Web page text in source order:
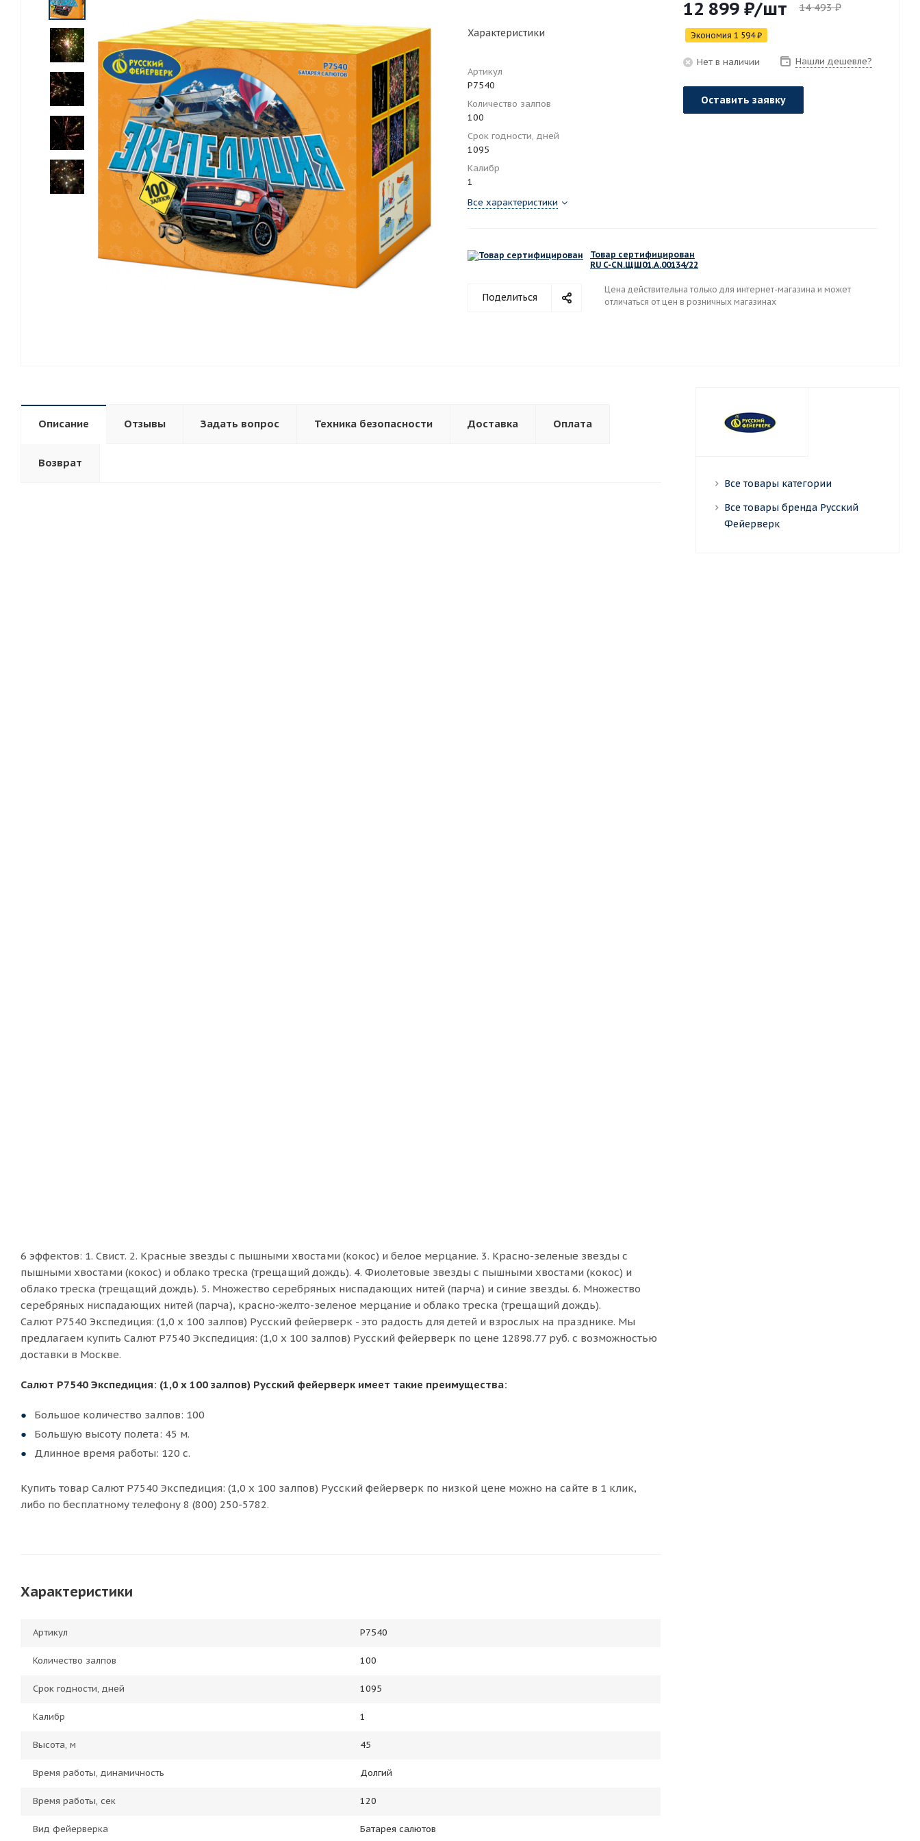
Характеристики
Артикул
Р7540
Количество залпов
100
Срок годности, дней
1095
Калибр
1
Все характеристики
12 899 ₽/шт 14 493₽
Экономия 1 594₽
Нет в наличии Нашли дешевле?
Оставить заявку
Товар сертифицирован
RU C-CN.ЩШ01.А.00134/22
Поделиться
Цена действительна только для интернет-магазина и может
отличаться от цен в розничных магазинах
Описание Отзывы Задать вопрос Техника безопасности Доставка Оплата
Возврат
6 эффектов: 1. Свист. 2. Красные звезды с пышными хвостами (кокос) и белое мерцание. 3. Красно-зеленые звезды с
пышными хвостами (кокос) и облако треска (трещащий дождь). 4. Фиолетовые звезды с пышными хвостами (кокос) и
облако треска (трещащий дождь). 5. Множество серебряных ниспадающих нитей (парча) и синие звезды. 6. Множество
серебряных ниспадающих нитей (парча), красно-желто-зеленое мерцание и облако треска (трещащий дождь).
Салют Р7540 Экспедиция: (1,0 х 100 залпов) Русский фейерверк - это радость для детей и взрослых на празднике. Мы
предлагаем купить Салют Р7540 Экспедиция: (1,0 х 100 залпов) Русский фейерверк по цене 12898.77 руб. с возможностью
доставки в Москве.
Салют Р7540 Экспедиция: (1,0 х 100 залпов) Русский фейерверк имеет такие преимущества:
Большое количество залпов: 100
Большую высоту полета: 45 м.
Длинное время работы: 120 с.
Купить товар Салют Р7540 Экспедиция: (1,0 х 100 залпов) Русский фейерверк по низкой цене можно на сайте в 1 клик,
либо по бесплатному телефону 8 (800) 250-5782.
Характеристики
Артикул Р7540
Количество залпов 100
Срок годности, дней 1095
Калибр 1
Высота, м 45
Время работы, динамичность Долгий
Время работы, сек 120
Вид фейерверка Батарея салютов
Все товары категории
Все товары бренда Русский
Фейерверк